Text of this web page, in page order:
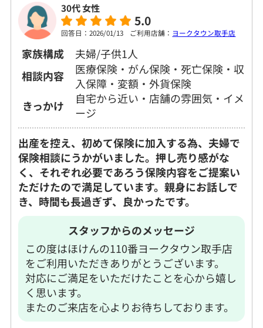
30代 女性
5.0
回答日：2026/01/13 ご利用店舗： ヨークタウン取手店
家族構成
夫婦/子供1人
相談内容
医療保険・がん保険・死亡保険・収
入保障・変額・外貨保険
きっかけ
自宅から近い・店舗の雰囲気・イメ
ージ
出産を控え、初めて保険に加入する為、夫婦で
保険相談にうかがいました。押し売り感がな
く、それぞれ必要であろう保険内容をご提案い
ただけたので満足しています。親身にお話しで
き、時間も長過ぎず、良かったです。
スタッフからのメッセージ
この度はほけんの110番ヨークタウン取手店
をご利用いただきありがとうございます。
対応にご満足をいただけたことを心から嬉し
く思います。
またのご来店を心よりお待ちしております。